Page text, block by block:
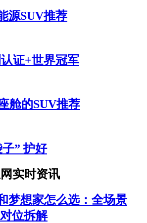
源SUV推荐
证+世界冠军
舱的SUV推荐
” 护好
实时资讯
梦想家怎么选：全场景
位拆解